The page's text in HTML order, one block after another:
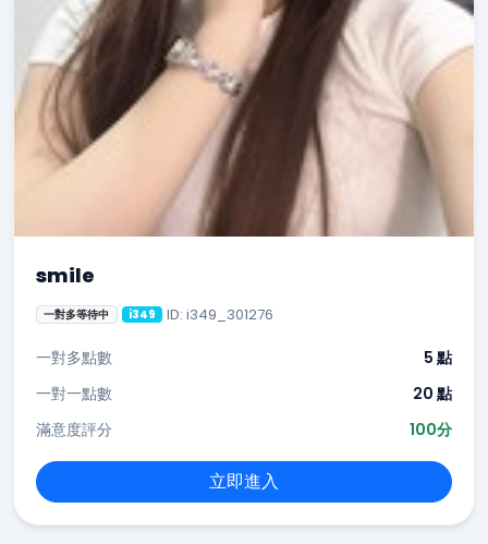
smile
一對多等待中 i349 ID: i349_301276
一對多點數
5 點
一對一點數
20 點
滿意度評分
100分
立即進入